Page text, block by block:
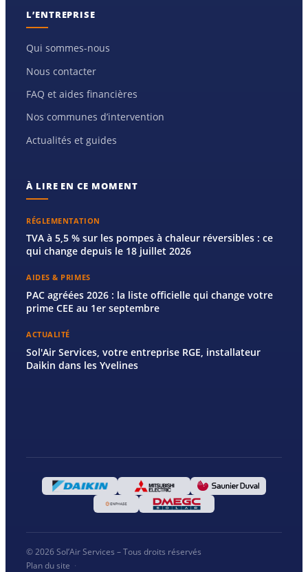
L’ENTREPRISE
Qui sommes-nous
Nous contacter
FAQ et aides financières
Nos communes d’intervention
Actualités et guides
À LIRE EN CE MOMENT
RÉGLEMENTATION
TVA à 5,5 % sur les pompes à chaleur réversibles : ce
qui change depuis le 18 juillet 2026
AIDES & PRIMES
PAC agréées 2026 : la liste officielle qui change votre
prime CEE au 1er septembre
ACTUALITÉ
Sol'Air Services, votre entreprise RGE, installateur
Daikin dans les Yvelines
© 2026 Sol’Air Services – Tous droits réservés
Plan du site ·